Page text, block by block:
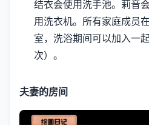
结衣会使用洗手池。 莉音
用洗衣机。 所有家庭成员
室，洗浴期间可以加入一
次）。
夫妻的房间